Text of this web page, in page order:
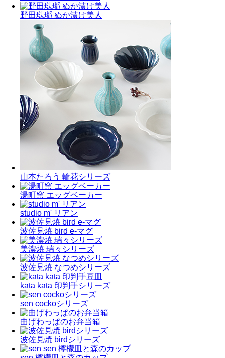
野田琺瑯 ぬか漬け美人
山本たろう 輪花シリーズ
湯町窯 エッグベーカー
studio m' リアン
波佐見焼 bird e-マグ
美濃焼 瑞々シリーズ
波佐見焼 なつめシリーズ
kata kata 印判手シリーズ
sen cockoシリーズ
曲げわっぱのお弁当箱
波佐見焼 birdシリーズ